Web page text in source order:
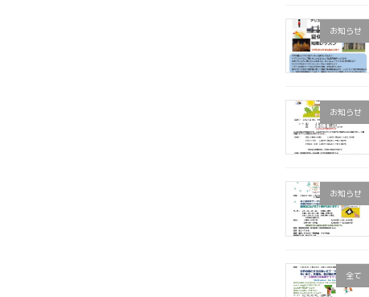
お知らせ
お知らせ
お知らせ
全て